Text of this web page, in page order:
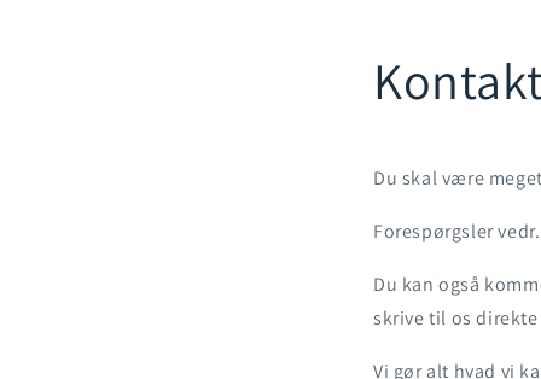
Du skal være
Forespørgsler
Du kan også
skrive til os direkte
Vi gør alt hvad vi